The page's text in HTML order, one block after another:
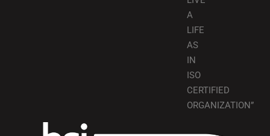
A
LIFE
AS
IN
ISO
CERTIFIED
ORGANIZATION”